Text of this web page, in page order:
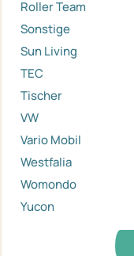
Roller Team
Sonstige
Sun Living
TEC
Tischer
VW
Vario Mobil
Westfalia
Womondo
Yucon